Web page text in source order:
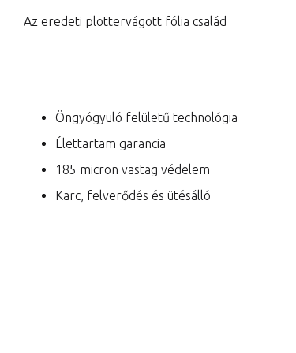
Az eredeti plottervágott fólia család
Öngyógyuló felületű technológia
Élettartam garancia
185 micron vastag védelem
Karc, felverődés és ütésálló